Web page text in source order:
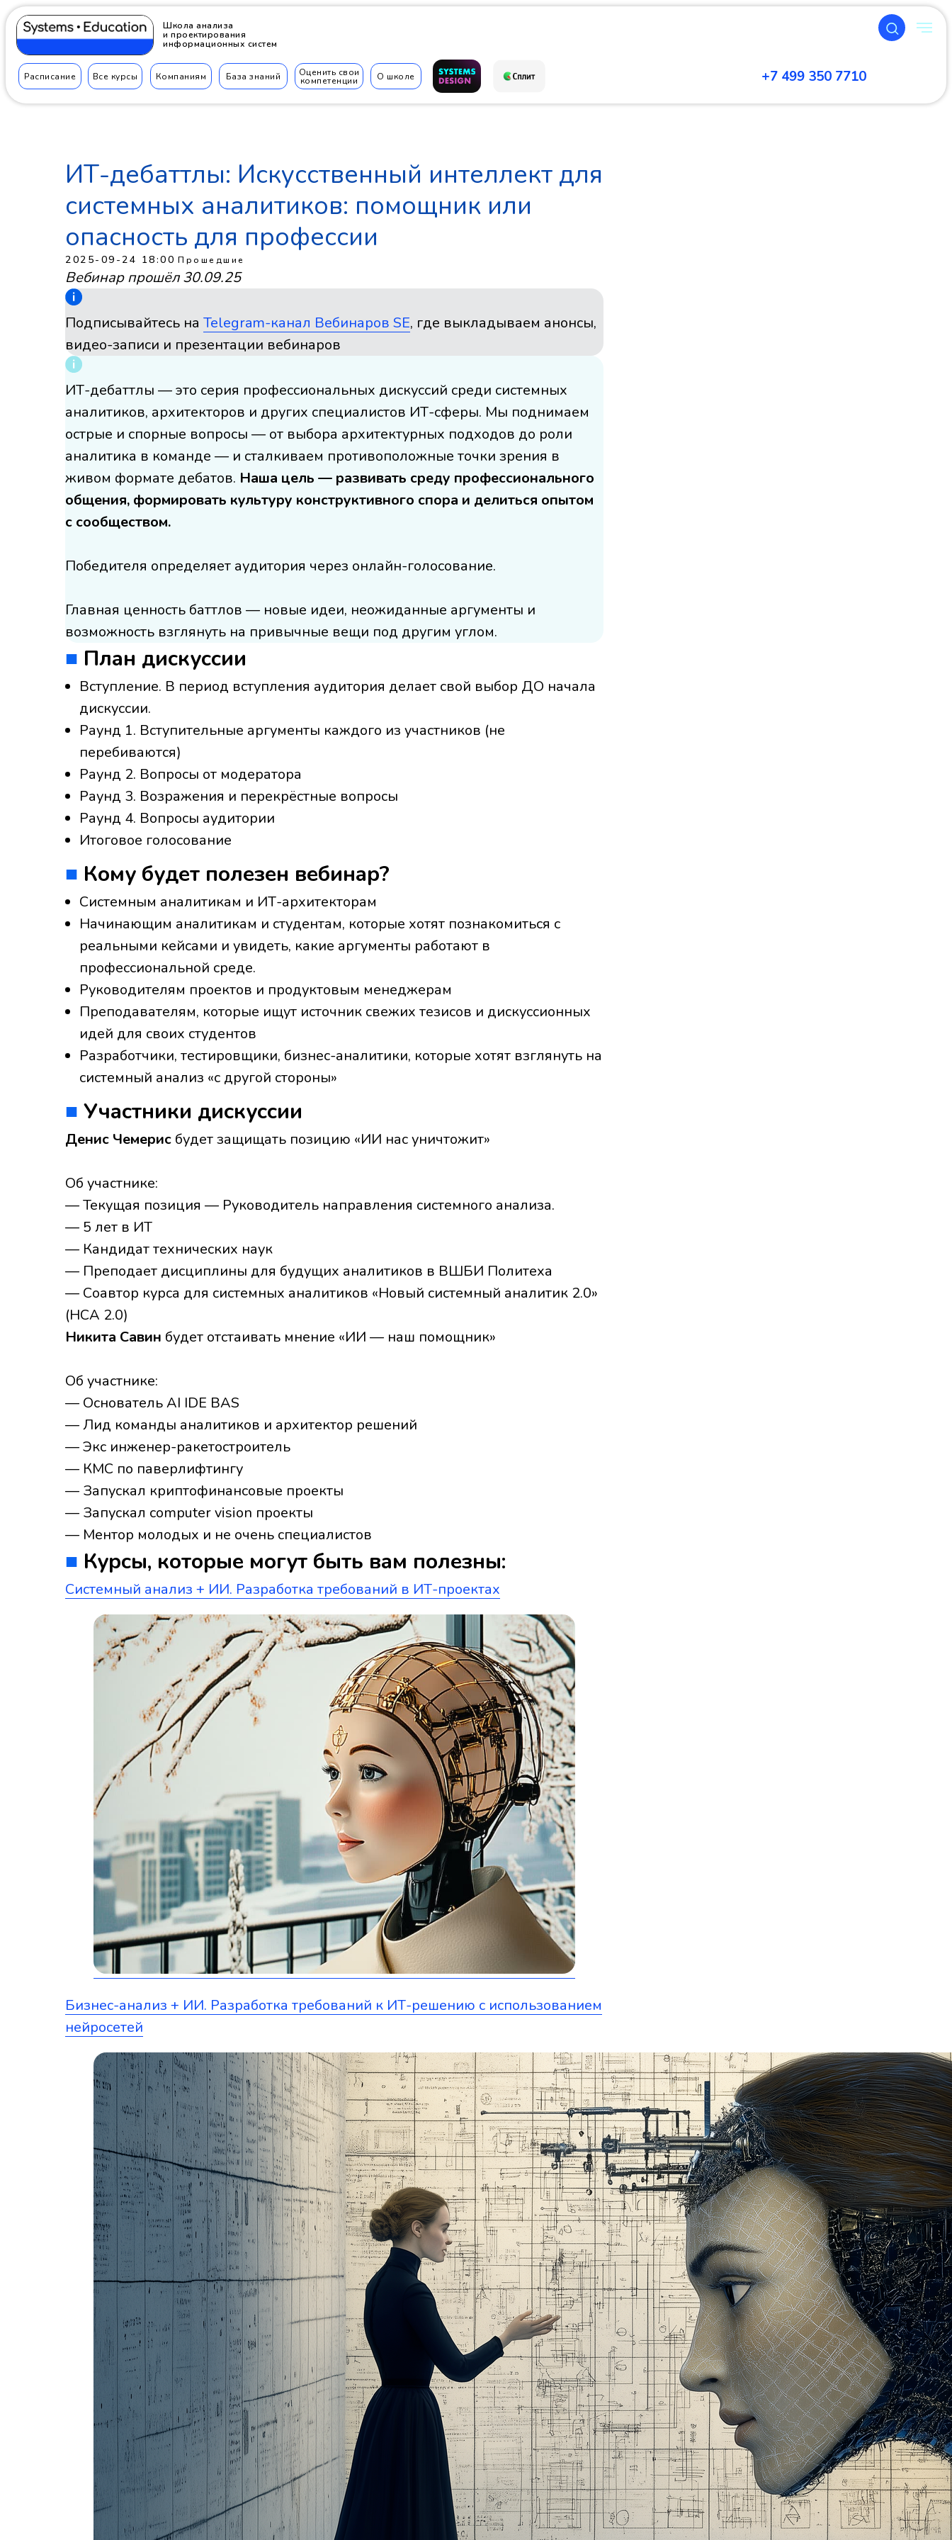
Школа анализа
и проектирования
информационных систем
+7 499 350 7710
Расписание Все курсы Компаниям Оценить свои
компетенции
База знаний О школе
ИТ-дебаттлы: Искусственный интеллект для
системных аналитиков: помощник или
опасность для профессии
2025-09-24 18:00 Прошедшие
Вебинар прошёл 30.09.25
Подписывайтесь на Telegram-канал Вебинаров SE, где выкладываем анонсы,
видео-записи и презентации вебинаров
ИТ-дебаттлы — это серия профессиональных дискуссий среди системных
аналитиков, архитекторов и других специалистов ИТ-сферы. Мы поднимаем
острые и спорные вопросы — от выбора архитектурных подходов до роли
аналитика в команде — и сталкиваем противоположные точки зрения в
живом формате дебатов. Наша цель — развивать среду профессионального
общения, формировать культуру конструктивного спора и делиться опытом
с сообществом.
Победителя определяет аудитория через онлайн-голосование.
Главная ценность баттлов — новые идеи, неожиданные аргументы и
возможность взглянуть на привычные вещи под другим углом.
■ План дискуссии
Вступление. В период вступления аудитория делает свой выбор ДО начала
дискуссии.
Раунд 1. Вступительные аргументы каждого из участников (не
перебиваются)
Раунд 2. Вопросы от модератора
Раунд 3. Возражения и перекрёстные вопросы
Раунд 4. Вопросы аудитории
Итоговое голосование
■ Кому будет полезен вебинар?
Системным аналитикам и ИТ-архитекторам
Начинающим аналитикам и студентам, которые хотят познакомиться с
реальными кейсами и увидеть, какие аргументы работают в
профессиональной среде.
Руководителям проектов и продуктовым менеджерам
Преподавателям, которые ищут источник свежих тезисов и дискуссионных
идей для своих студентов
Разработчики, тестировщики, бизнес-аналитики, которые хотят взглянуть на
системный анализ «с другой стороны»
■ Участники дискуссии
Денис Чемерис будет защищать позицию «ИИ нас уничтожит»
Об участнике:
— Текущая позиция — Руководитель направления системного анализа.
— 5 лет в ИТ
— Кандидат технических наук
— Преподает дисциплины для будущих аналитиков в ВШБИ Политеха
— Соавтор курса для системных аналитиков «Новый системный аналитик 2.0»
(НСА 2.0)
Никита Савин будет отстаивать мнение «ИИ — наш помощник»
Об участнике:
— Основатель AI IDE BAS
— Лид команды аналитиков и архитектор решений
— Экс инженер-ракетостроитель
— КМС по паверлифтингу
— Запускал криптофинансовые проекты
— Запускал computer vision проекты
— Ментор молодых и не очень специалистов
■ Курсы, которые могут быть вам полезны:
Системный анализ + ИИ. Разработка требований в ИТ-проектах
Бизнес-анализ + ИИ. Разработка требований к ИТ-решению с использованием
нейросетей